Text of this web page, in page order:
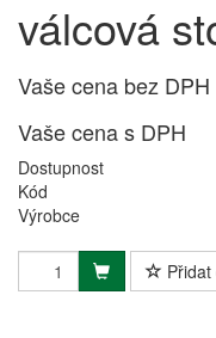
válcová
Vaše cena bez DPH
Vaše cena s DPH
Dostupnost
Kód
Výrobce